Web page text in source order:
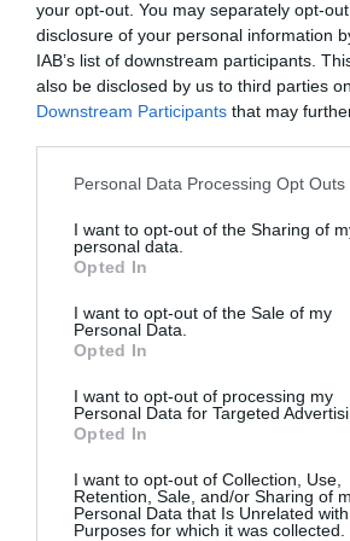
your opt-out. You may separately opt-
disclosure of your personal information
IAB’s list of downstream participants.
also be disclosed by us to third parties
Downstream Participants that may
Personal Data Processing Opt Outs
I want to opt-out of the Sharing of
personal data.
Opted In
I want to opt-out of the Sale of my
Personal Data.
Opted In
I want to opt-out of processing my
Personal Data for Targeted
Opted In
I want to opt-out of Collection, Use,
Retention, Sale, and/or Sharing of
Personal Data that Is Unrelated
Purposes for which it was collected.
Enormes minucias
por Eulogio López
Nokia, Ericsson... Huawei:
son las patentes
Isabel Pantoja